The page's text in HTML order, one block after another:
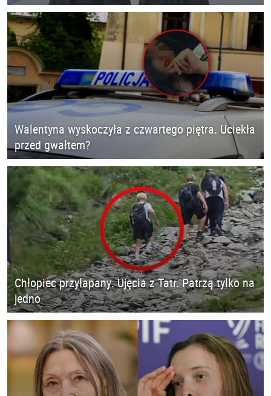
Walentyna wyskoczyła z czwartego piętra. Uciekła
przed gwałtem?
Chłopiec przyłapany. Ujęcia z Tatr. Patrzą tylko na
jedno